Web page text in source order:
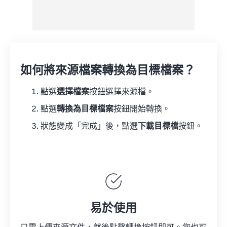
如何將來源檔案轉換為目標檔案？
點選選擇檔案按鈕選擇來源檔。
點選轉換為目標檔案按鈕開始轉換。
狀態變成「完成」後，點選 下載目標檔按鈕。
易於使用